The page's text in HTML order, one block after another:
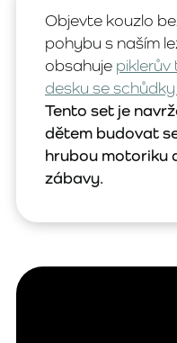
Objevte kouzlo
pohybu s naším
obsahuje piklerův
desku se schůdky
Tento set je
dětem budovat
hrubou motoriku
zábavy.